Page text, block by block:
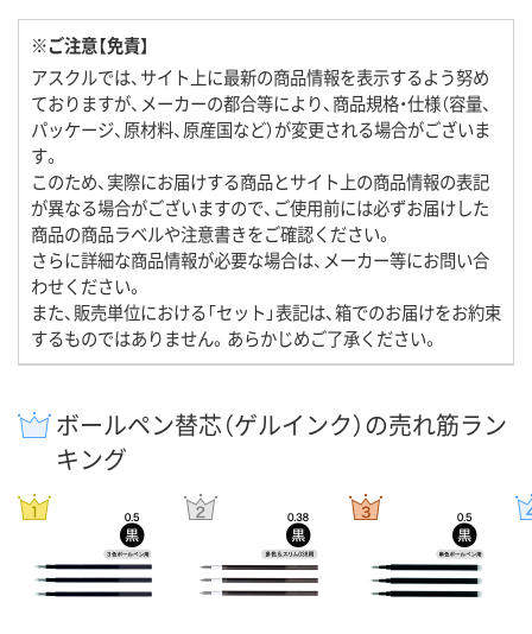
※ご注意【免責】
アスクルでは、サイト上に最新の商品情報を表示するよう努め
ておりますが、メーカーの都合等により、商品規格・仕様（容量、
パッケージ、原材料、原産国など）が変更される場合がございま
す。
このため、実際にお届けする商品とサイト上の商品情報の表記
が異なる場合がございますので、ご使用前には必ずお届けした
商品の商品ラベルや注意書きをご確認ください。
さらに詳細な商品情報が必要な場合は、メーカー等にお問い合
わせください。
また、販売単位における「セット」表記は、箱でのお届けをお約束
するものではありません。あらかじめご了承ください。
ボールペン替芯（ゲルインク）の売れ筋ラン
キング